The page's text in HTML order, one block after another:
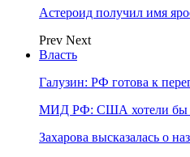
Астероид получил имя
Prev Next
Власть
Галузин: РФ готова к
МИД РФ: США хотели бы
Захарова высказалась о